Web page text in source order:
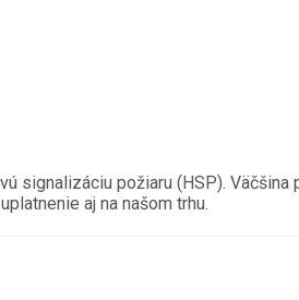
signalizáciu požiaru (HSP).
aj na našom trhu.